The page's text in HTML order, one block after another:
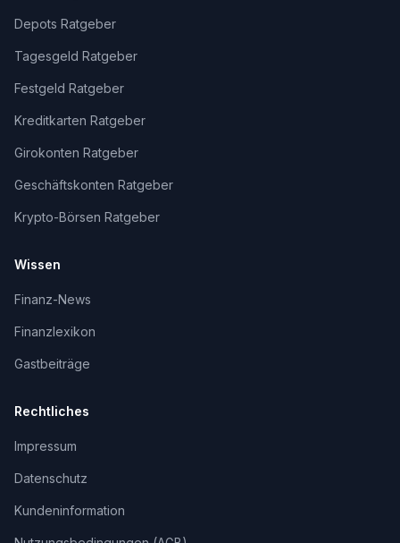
Depots Ratgeber
Tagesgeld Ratgeber
Festgeld Ratgeber
Kreditkarten Ratgeber
Girokonten Ratgeber
Geschäftskonten Ratgeber
Krypto-Börsen Ratgeber
Wissen
Finanz-News
Finanzlexikon
Gastbeiträge
Rechtliches
Impressum
Datenschutz
Kundeninformation